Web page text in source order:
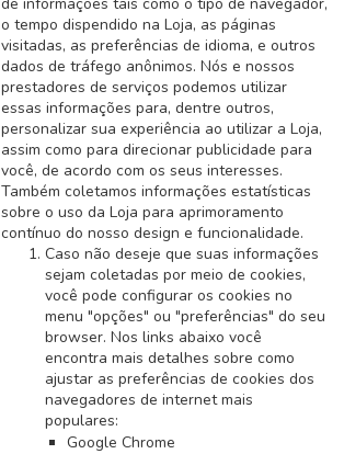
o tempo dispendido na Loja, as páginas
visitadas, as preferências de idioma, e outros
dados de tráfego anônimos. Nós e nossos
prestadores de serviços podemos utilizar
essas informações para, dentre outros,
personalizar sua experiência ao utilizar a Loja,
assim como para direcionar publicidade para
você, de acordo com os seus interesses.
Também coletamos informações estatísticas
sobre o uso da Loja para aprimoramento
contínuo do nosso design e funcionalidade.
Caso não deseje que suas informações
sejam coletadas por meio de cookies,
você pode configurar os cookies no
menu "opções" ou "preferências" do seu
browser. Nos links abaixo você
encontra mais detalhes sobre como
ajustar as preferências de cookies dos
navegadores de internet mais
populares:
Google Chrome